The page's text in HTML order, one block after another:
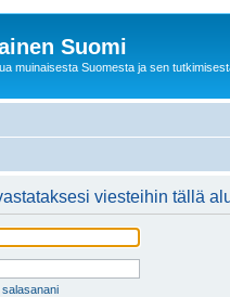
Suomi
muinaisesta Suomesta ja sen
viesteihin tällä